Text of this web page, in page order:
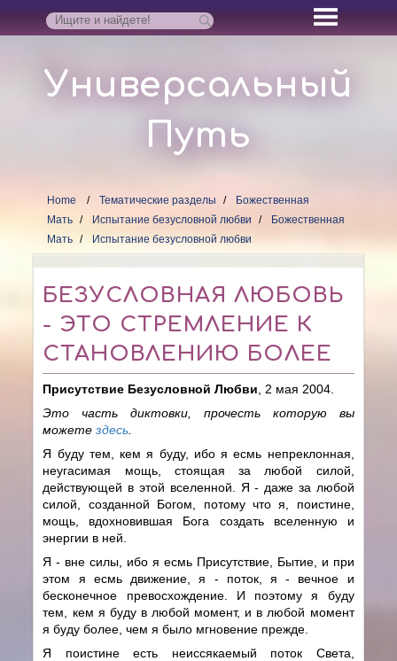
Универсальный
Путь
Home Тематические разделы
Божественная
Мать
Испытание безусловной любви
Божественная
Мать
Испытание безусловной любви
БЕЗУСЛОВНАЯ ЛЮБОВЬ
- ЭТО СТРЕМЛЕНИЕ К
СТАНОВЛЕНИЮ БОЛЕЕ
Присутствие Безусловной Любви , 2 мая 2004.
Это часть диктовки, прочесть которую вы
можетездесь
Я буду тем, кем я буду, ибо я есмь непреклонная,
неугасимая мощь, стоящая за любой силой,
действующей в этой вселенной. Я - даже за любой
силой, созданной Богом, потому что я, поистине,
мощь, вдохновившая Бога создать вселенную и
энергии в ней.
Я - вне силы, ибо я есмь Присутствие, Бытие, и при
этом я есмь движение, я - поток, я - вечное и
бесконечное превосхождение. И поэтому я буду
тем, кем я буду в любой момент, и в любой момент
я буду более, чем я было мгновение прежде.
Я поистине есть неиссякаемый поток Света,